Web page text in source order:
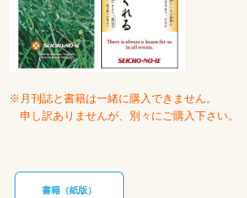
※月刊誌と書籍は一緒に購入できません。
申し訳ありませんが、別々にご購入下さい。
書籍（紙版）